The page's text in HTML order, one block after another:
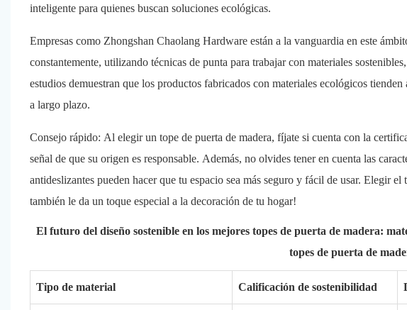
inteligente para quienes buscan soluciones ecológicas.
Empresas como Zhongshan Chaolang Hardware están a la vanguardia en este
constantemente, utilizando técnicas de punta para trabajar con materiales
estudios demuestran que los productos fabricados con materiales ecológicos
a largo plazo.
Consejo rápido: Al elegir un tope de puerta de madera, fíjate si cuenta con la
señal de que su origen es responsable. Además, no olvides tener en cuenta las
antideslizantes pueden hacer que tu espacio sea más seguro y fácil de usar. Elegir
también le da un toque especial a la decoración de tu hogar!
El futuro del diseño sostenible en los mejores topes de puerta de madera:
topes de puerta de
Tipo de material Calificación de sostenibilidad